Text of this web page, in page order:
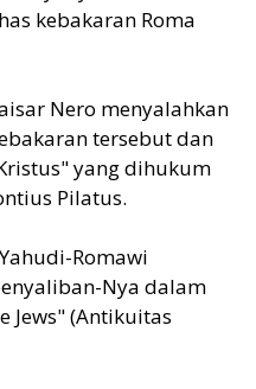
kebakaran Roma
Nero menyalahkan
tersebut dan
yang dihukum
Pilatus.
Romawi
Nya dalam
Jews" (Antikuitas